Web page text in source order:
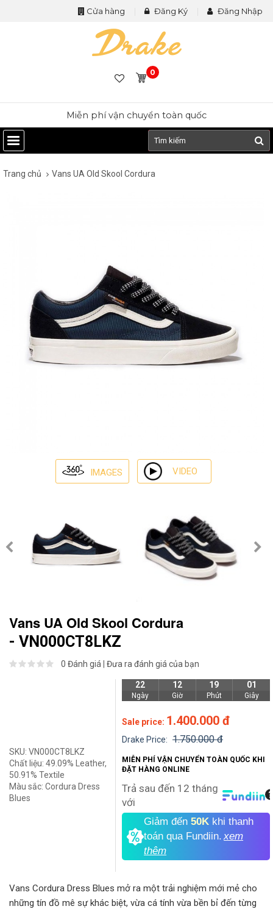
Cửa hàng Đăng Ký Đăng Nhập
0
Miễn phí vận chuyển toàn quốc
Trang chủ Vans UA Old Skool Cordura
IMAGES VIDEO
Vans UA Old Skool Cordura
- VN000CT8LKZ
0 Đánh giá Đưa ra đánh giá của bạn
SKU: VN000CT8LKZ
Chất liệu: 49.09% Leather,
50.91% Textile
Màu sắc: Cordura Dress
Blues
22
Ngày
12
Giờ
19
Phút
01
Giây
Sale price: 1.400.000 đ
Drake Price: 1.750.000 đ
MIỄN PHÍ VẬN CHUYỂN TOÀN QUỐC KHI
ĐẶT HÀNG ONLINE
Trả sau đến 12 tháng
với
Giảm đến 50K khi thanh
toán qua Fundiin. xem
thêm
Vans Cordura Dress Blues mở ra một trải nghiệm mới mẻ cho
những tín đồ mê sự khác biệt, vừa cá tính vừa bền bỉ đến từng